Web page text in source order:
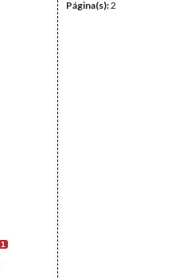
1
Página(s):2